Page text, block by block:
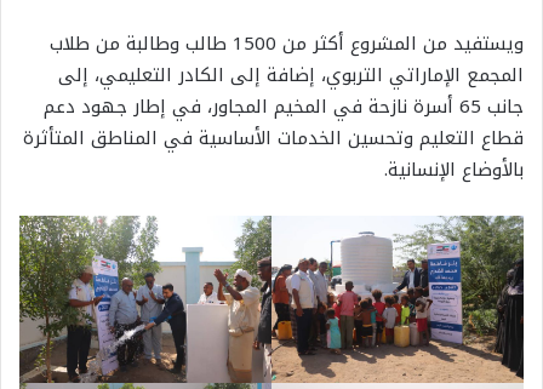
ويستفيد من المشروع أكثر من 1500 طالب وطالبة من طلاب
المجمع الإماراتي التربوي، إضافة إلى الكادر التعليمي، إلى
جانب 65 أسرة نازحة في المخيم المجاور، في إطار جهود دعم
قطاع التعليم وتحسين الخدمات الأساسية في المناطق المتأثرة
بالأوضاع الإنسانية.